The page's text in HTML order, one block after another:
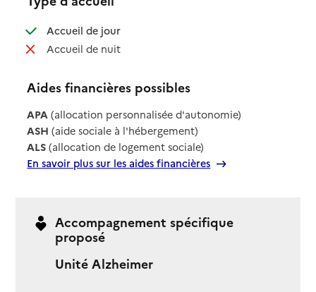
Accueil de jour: disponible
Accueil de nuit: non disponible
Aides financières possibles
APA (allocation personnalisée d'autonomie)
ASH (aide sociale à l'hébergement)
ALS (allocation de logement sociale)
En savoir plus sur les aides financières
Accompagnement spécifique
proposé
Unité Alzheimer